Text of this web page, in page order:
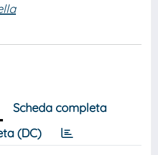
Scheda completa
(DC)